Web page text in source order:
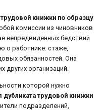
книжки по образцу
комиссии из чиновников
непредвиденных бедствий
о работнике: стаже,
обязанностей. Она
других организаций.
которой нужно
трудовой книжки
подразделений,